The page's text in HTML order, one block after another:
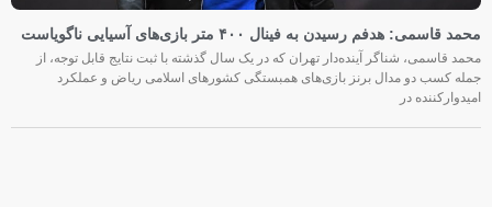
محمد قاسمی: هدفم رسیدن به فینال ۴۰۰ متر بازی‌های آسیایی ناگویاست
محمد قاسمی، شناگر آینده‌دار تهران که در یک سال گذشته با ثبت نتایج قابل توجه، از
جمله کسب دو مدال برنز بازی‌های همبستگی کشورهای اسلامی ریاض و عملکرد
امیدوارکننده در